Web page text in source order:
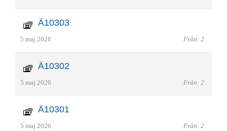
Ä10303
5 maj 2026 Från: 2
Ä10302
5 maj 2026 Från: 2
Ä10301
5 maj 2026 Från: 2